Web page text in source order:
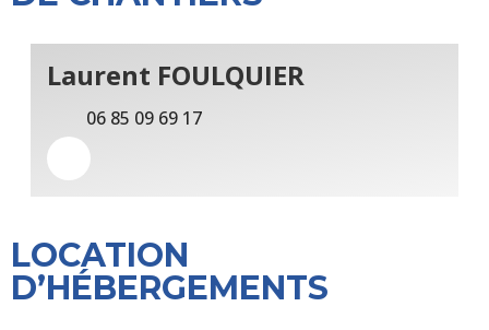
Laurent FOULQUIER
06 85 09 69 17
LOCATION
D’HÉBERGEMENTS